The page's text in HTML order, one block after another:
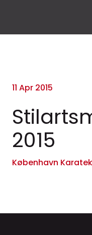
11 Apr 2015
2015
København